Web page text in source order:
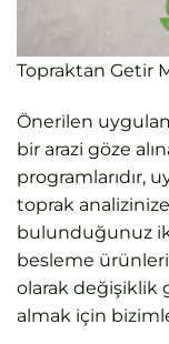
Topraktan Getir
Önerilen
bir arazi göze
programlarıdır,
toprak
bulunduğunuz
besleme
olarak değişiklik
almak için